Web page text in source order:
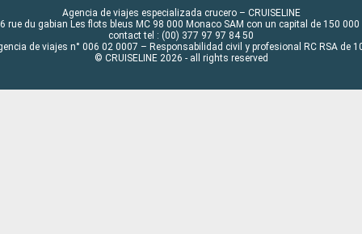
Agencia de viajes especializada crucero – CRUISELINE
rue du gabian Les flots bleus MC 98 000 Monaco SAM con un capital de 150 000
contact tel : (00) 377 97 97 84 50
de viajes n° 006 02 0007 – Responsabilidad civil y profesional RC RSA de
© CRUISELINE 2026 - all rights reserved